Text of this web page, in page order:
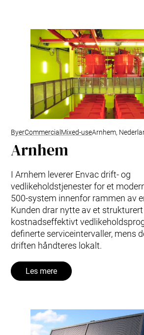
Service & Vedlikehold
Oppgradering & Modernisering
ByerCommercial Mixed-useArnhem,
Arnhem
I Arnhem leverer Envac drift‑ og
vedlikeholdstjenester for et
500‑system innenfor rammen av
Kunden drar nytte av et
kostnadseffektivt
definerte serviceintervaller, mens
driften håndteres lokalt.
Les mere